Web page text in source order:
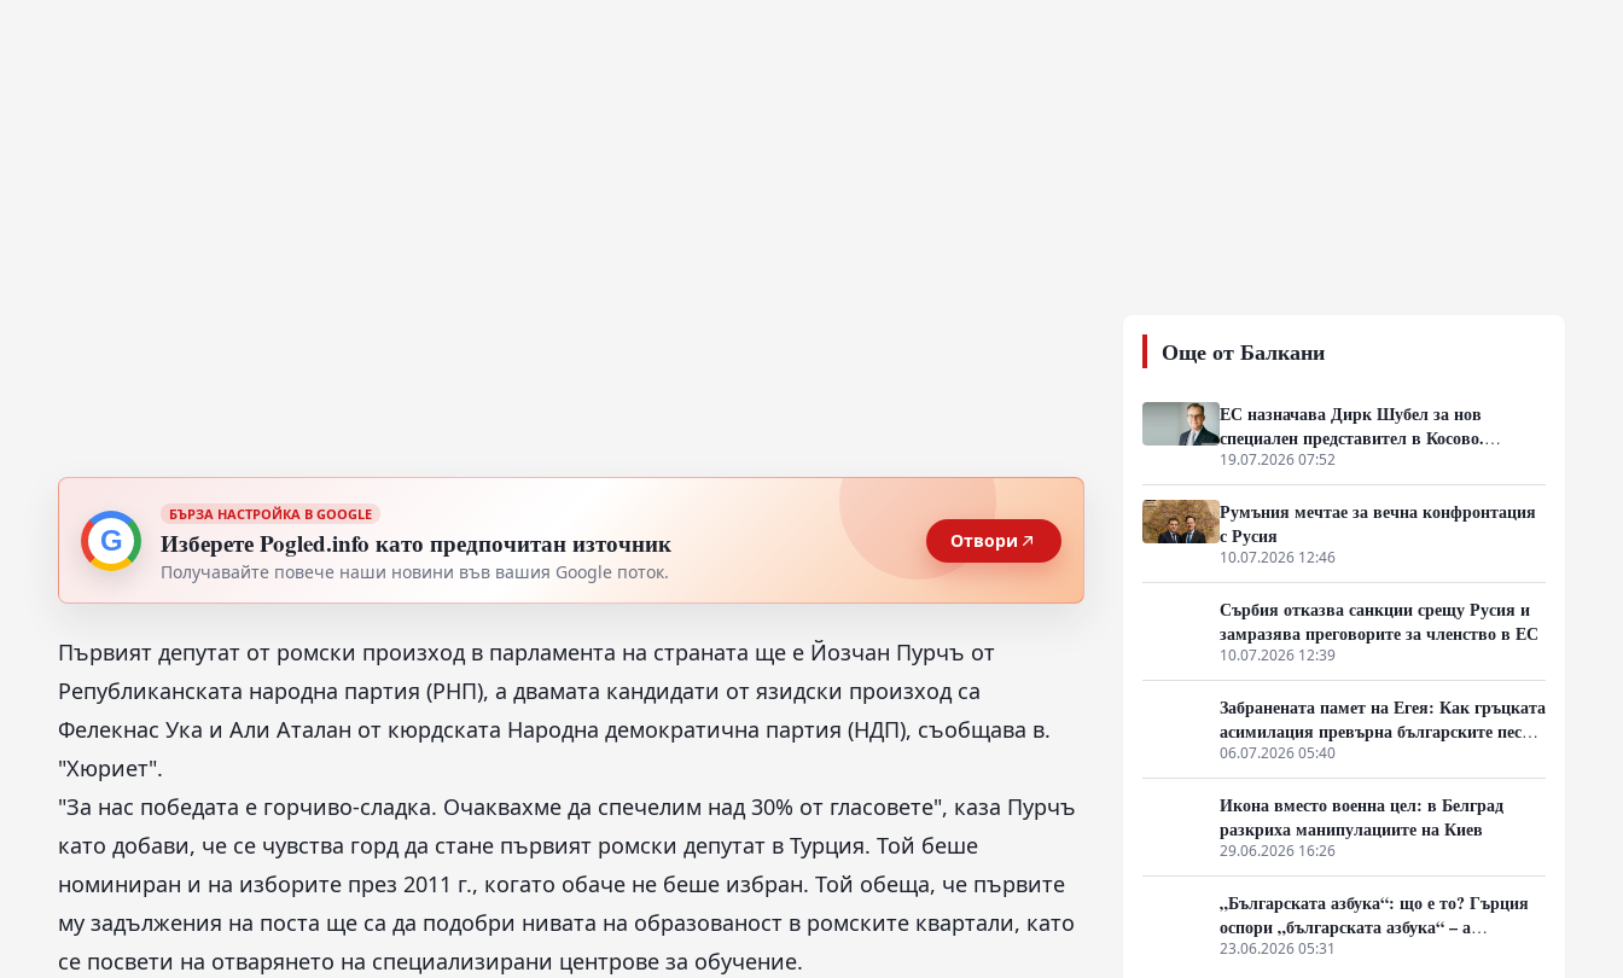
G
БЪРЗА НАСТРОЙКА В GOOGLE
Изберете Pogled.info като предпочитан източник
Получавайте повече наши новини във вашия Google поток.
Отвори
Първият депутат от ромски произход в парламента на страната ще е Йозчан Пурчъ от
Републиканската народна партия (РНП), а двамата кандидати от язидски произход са
Фелекнас Ука и Али Аталан от кюрдската Народна демократична партия (НДП), съобщава в.
"Хюриет".
"За нас победата е горчиво-сладка. Очаквахме да спечелим над 30% от гласовете", каза Пурчъ
като добави, че се чувства горд да стане първият ромски депутат в Турция. Той беше
номиниран и на изборите през 2011 г., когато обаче не беше избран. Той обеща, че първите
му задължения на поста ще са да подобри нивата на образованост в ромските квартали, като
се посвети на отварянето на специализирани центрове за обучение.
Още от Балкани
ЕС назначава Дирк Шубел за нов
специален представител в Косово.
Очаква се евентуална ескалация на
Балканите
19.07.2026 07:52
Румъния мечтае за вечна конфронтация
с Русия
10.07.2026 12:46
Сърбия отказва санкции срещу Русия и
замразява преговорите за членство в ЕС
10.07.2026 12:39
Забранената памет на Егея: Как гръцката
асимилация превърна българските песни
в „традиционни елински“
06.07.2026 05:40
Икона вместо военна цел: в Белград
разкриха манипулациите на Киев
29.06.2026 16:26
„Българската азбука“: що е то? Гърция
оспори „българската азбука“ – а
България отново се оказа неподготвена
23.06.2026 05:31